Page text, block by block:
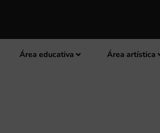
Área educativa Área artística